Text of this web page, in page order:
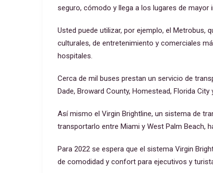
seguro, cómodo y llega a los lugares de mayor
Usted puede utilizar, por ejemplo, el
culturales, de entretenimiento y comerciales
hospitales.
Cerca de mil buses prestan un servicio de
Dade, Broward County, Homestead, Florida City
Así mismo el Virgin Brightline, un sistema de
transportarlo entre Miami y West Palm Beach,
Para 2022 se espera que el sistema Virgin
de comodidad y confort para ejecutivos y